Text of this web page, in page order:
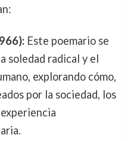
Este poemario se
soledad radical y el
explorando cómo,
por la sociedad, los